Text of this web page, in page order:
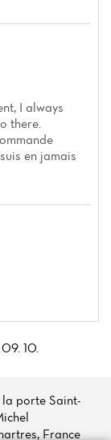
I always
there.
en jamais
09. 10.
la porte Saint-
France